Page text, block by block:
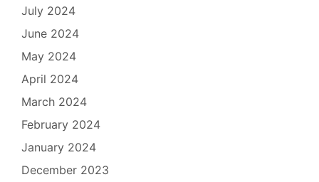
July 2024
June 2024
May 2024
April 2024
March 2024
February 2024
January 2024
December 2023